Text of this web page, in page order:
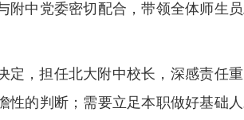
中党委密切配合，带领全体师生
，担任北大附中校长，深感责任
的判断；需要立足本职做好基础